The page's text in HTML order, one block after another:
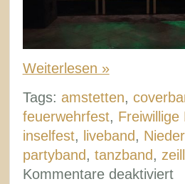
Weiterlesen »
Tags: amstetten,
feuerwehrfest, Freiwillige
inselfest, liveband ,
partyband , tanzband ,
Kommentare deaktiviertfür